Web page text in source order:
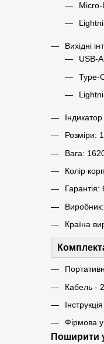
Micro-
Вихідні
USB-
Type-
Розміри:
Вага:
Колір
Гарантія:
Країна
Кабель -
Інструкція
Фірмова
Поширити